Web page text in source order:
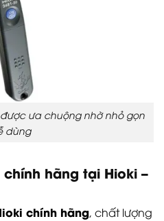
được ưa chuộng nhờ nhỏ gọn
dùng
hãng tại Hioki –
chính hãng, chất lượng